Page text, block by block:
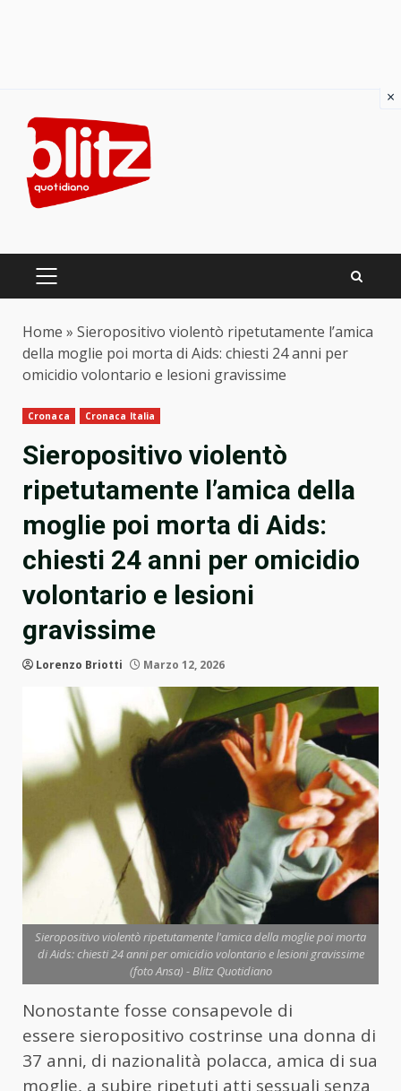
content
PRIMARY
Home » Sieropositivo violentò ripetutamente l’amica
della moglie poi morta di Aids: chiesti 24 anni per
omicidio volontario e lesioni gravissime
Cronaca Cronaca Italia
Sieropositivo violentò
ripetutamente l’amica della
moglie poi morta di Aids:
chiesti 24 anni per omicidio
volontario e lesioni
gravissime
Lorenzo Briotti Marzo 12, 2026
Sieropositivo violentò ripetutamente l'amica della moglie poi morta
di Aids: chiesti 24 anni per omicidio volontario e lesioni gravissime
(foto Ansa) - Blitz Quotidiano
Nonostante fosse consapevole di
essere sieropositivo costrinse una donna di
37 anni, di nazionalità polacca, amica di sua
moglie, a subire ripetuti atti sessuali senza
×